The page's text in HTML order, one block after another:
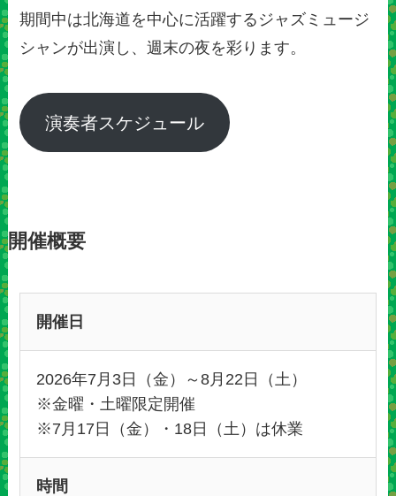
期間中は北海道を中心に活躍するジャズミュージ
シャンが出演し、週末の夜を彩ります。
演奏者スケジュール
開催概要
開催日
2026年7月3日（金）～8月22日（土）
※金曜・土曜限定開催
※7月17日（金）・18日（土）は休業
時間